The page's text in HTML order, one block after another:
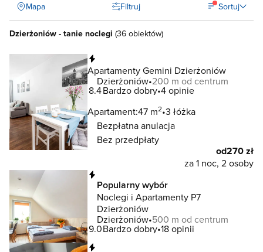
Mapa Filtruj Sortuj
Dzierżoniów - tanie noclegi (36 obiektów)
Apartamenty Gemini Dzierżoniów
Dzierżoniów 200 m od centrum
8.4Bardzo dobry 4 opinie
Apartament:47 m2 3 łóżka
Bezpłatna anulacja
Bez przedpłaty
od270 zł
za 1 noc, 2 osoby
Popularny wybór
Noclegi i Apartamenty P7
Dzierżoniów
Dzierżoniów 500 m od centrum
9.0Bardzo dobry 18 opinii